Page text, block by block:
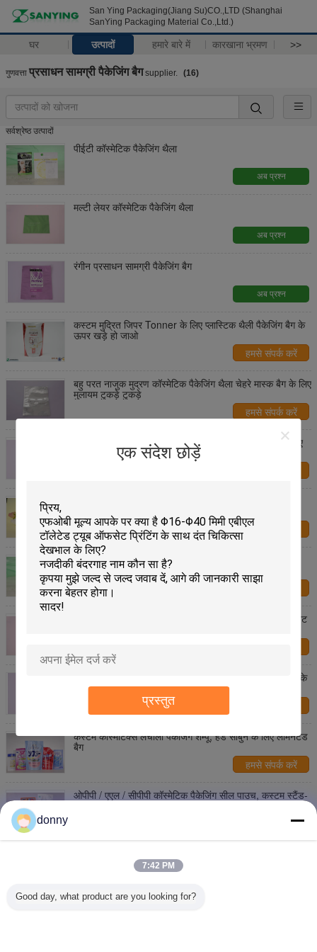
San Ying Packaging(Jiang Su)CO.,LTD (Shanghai
SanYing Packaging Material Co.,Ltd.)
घर उत्पादों हमारे बारे में कारखाना भ्रमण >>
एक संदेश छोड़ें
प्रस्तुत
गुणवत्ता प्रसाधन सामग्री पैकेजिंग बैगsupplier. (16)
सर्वश्रेष्ठ उत्पादों
पीईटी कॉस्मेटिक पैकेजिंग थैला
अब प्रश्न
मल्टी लेयर कॉस्मेटिक पैकेजिंग थैला
अब प्रश्न
रंगीन प्रसाधन सामग्री पैकेजिंग बैग
अब प्रश्न
कस्टम मुद्रित जिपर Tonner के लिए प्लास्टिक थैली पैकेजिंग बैग के
ऊपर खड़े हो जाओ
हमसे संपर्क करें
बहु परत नाजुक मुद्रण कॉस्मेटिक पैकेजिंग थैला चेहरे मास्क बैग के लिए
मुलायम टुकड़े टुकड़े
हमसे संपर्क करें
मल्टी लेयर एएल / सीपीपी कॉस्मेटिक पैकेजिंग थैला फेसमास्क के लिए
रंगीन बैग थैली
मास्क के लिए नाजुक मुद्रण
हमसे संपर्क करें
पीईटी/पीई मल्टी लेयर कस्टम कॉस्मेटिक बैग फेसमास्क बैग के लिए
दोनों तरफ सील
तीन पक्षीय सील थैला कॉस्मेटिक पैकेजिंग थैला बैग मल्टी लेयर लेमिनेट
बहु परत रंगीन कॉस्मेटिक पैकेजिंग थैला पीईटी मोहरे फेस मास्क बैग के
कस्टम कॉस्मेटिक्स लचीली पैकेजिंग शैम्पू, हैंड साबुन के लिए लेमिनेटेड
बैग
हमसे संपर्क करें
ओपीपी / एएल / सीपीपी कॉस्मेटिक पैकेजिंग सील पाउच, कस्टम स्टैंड-
हमसे संपर्क करें
donny
7:42 PM
Good day, what product are you looking for?